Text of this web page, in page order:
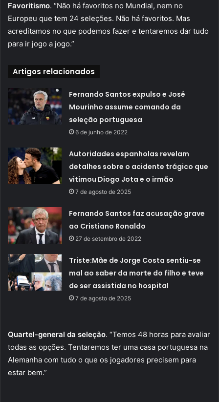
Favoritismo. “Não há favoritos no Mundial, nem no
Europeu que tem 24 seleções. Não há favoritos. Mas
acreditamos no que podemos fazer e tentaremos dar tudo
para ir jogo a jogo.”
Artigos relacionados
Fernando Santos expulso e José
Mourinho assume comando da
seleção portuguesa
6 de junho de 2022
Autoridades espanholas revelam
detalhes sobre o acidente trágico que
vitimou Diogo Jota e o irmão
7 de agosto de 2025
Fernando Santos faz acusação grave
ao Cristiano Ronaldo
27 de setembro de 2022
Triste:Mãe de Jorge Costa sentiu-se
mal ao saber da morte do filho e teve
de ser assistida no hospital
7 de agosto de 2025
Quartel-general da seleção. “Temos 48 horas para avaliar
todas as opções. Tentaremos ter uma casa portuguesa na
Alemanha com tudo o que os jogadores precisem para
estar bem.”